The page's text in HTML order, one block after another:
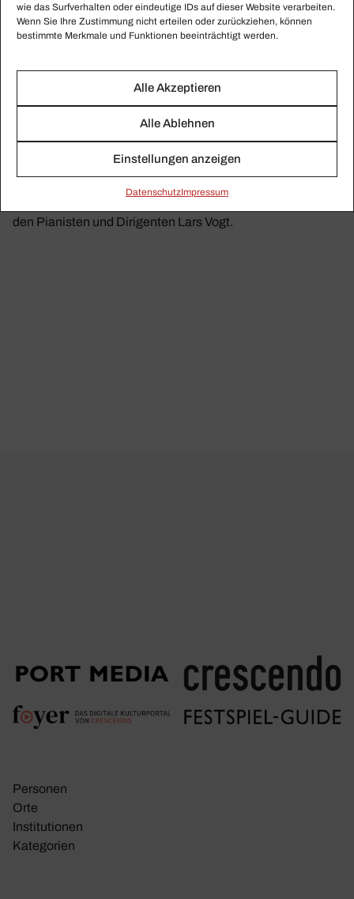
wie das Surfverhalten oder eindeutige IDs auf dieser Website verarbeiten.
Wenn Sie Ihre Zustimmung nicht erteilen oder zurückziehen, können
bestimmte Merkmale und Funktionen beeinträchtigt werden.
Alle Akzeptieren
Alle Ablehnen
Einstellungen anzeigen
Daten­schutzImpressum
KLASSIKWOCHE 37/2022
Walla, Waga, Woke Du Welle…
den Pianisten und Dirigenten Lars Vogt.
Personen
Orte
Insti­tu­tionen
Kate­go­rien